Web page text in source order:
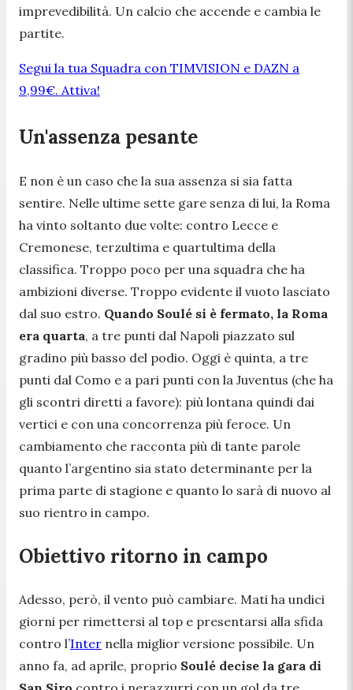
imprevedibilità. Un calcio che accende e cambia le
partite.
Segui la tua Squadra con TIMVISION e DAZN a
9,99€. Attiva!
Un'assenza pesante
E non è un caso che la sua assenza si sia fatta
sentire. Nelle ultime sette gare senza di lui, la Roma
ha vinto soltanto due volte: contro Lecce e
Cremonese, terzultima e quartultima della
classifica. Troppo poco per una squadra che ha
ambizioni diverse. Troppo evidente il vuoto lasciato
dal suo estro. Quando Soulé si è fermato, la Roma
era quarta, a tre punti dal Napoli piazzato sul
gradino più basso del podio. Oggi è quinta, a tre
punti dal Como e a pari punti con la Juventus (che ha
gli scontri diretti a favore): più lontana quindi dai
vertici e con una concorrenza più feroce. Un
cambiamento che racconta più di tante parole
quanto l’argentino sia stato determinante per la
prima parte di stagione e quanto lo sarà di nuovo al
suo rientro in campo.
Obiettivo ritorno in campo
Adesso, però, il vento può cambiare. Mati ha undici
giorni per rimettersi al top e presentarsi alla sfida
contro l’Inter nella miglior versione possibile. Un
anno fa, ad aprile, proprio Soulé decise la gara di